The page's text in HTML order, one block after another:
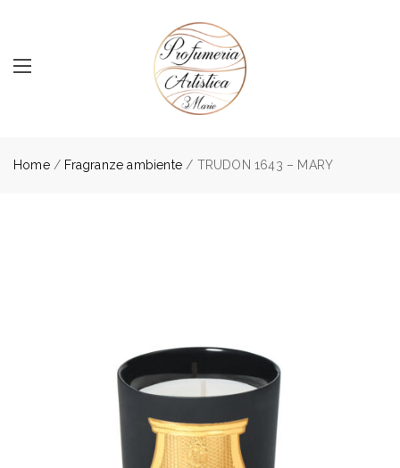
Home/ Fragranze ambiente / TRUDON 1643 – MARY